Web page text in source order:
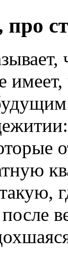
про